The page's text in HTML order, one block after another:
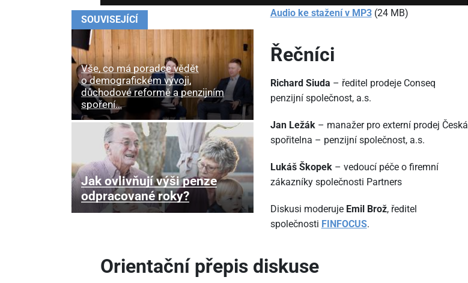
SOUVISEJÍCÍ
Vše, co má poradce vědět
o demografickém vývoji,
důchodové reformě a penzijním
spoření…
Jak ovlivňují výši penze
odpracované roky?
Audio ke stažení v MP3(24 MB)
Řečníci
Richard Siuda – ředitel prodeje Conseq
penzijní společnost, a.s.
Jan Ležák– manažer pro externí prodej Česká
spořitelna – penzijní společnost, a.s.
Lukáš Škopek– vedoucí péče o firemní
zákazníky společnosti Partners
Diskusi moderuje Emil Brož, ředitel
společnosti FINFOCUS.
Orientační přepis diskuse